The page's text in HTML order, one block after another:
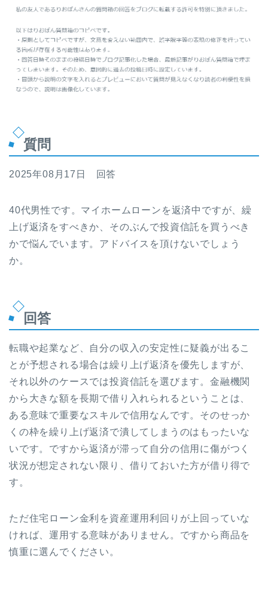
質問
2025年08月17日 回答
40代男性です。マイホームローンを返済中ですが、繰
上げ返済をすべきか、そのぶんで投資信託を買うべき
かで悩んでいます。アドバイスを頂けないでしょう
か。
回答
転職や起業など、自分の収入の安定性に疑義が出るこ
とが予想される場合は繰り上げ返済を優先しますが、
それ以外のケースでは投資信託を選びます。金融機関
から大きな額を長期で借り入れられるということは、
ある意味で重要なスキルで信用なんです。そのせっか
くの枠を繰り上げ返済で潰してしまうのはもったいな
いです。ですから返済が滞って自分の信用に傷がつく
状況が想定されない限り、借りておいた方が借り得で
す。
ただ住宅ローン金利を資産運用利回りが上回っていな
ければ、運用する意味がありません。ですから商品を
慎重に選んでください。